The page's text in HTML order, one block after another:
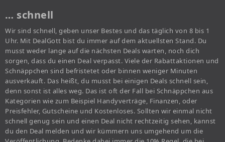
… schnell
Wir sind schnell, geben unser Bestes und das täglich von 8 bis 1
Uhr. Mit DealGott bist du immer auf dem aktuellsten Stand. Du
musst weder lange auf die nächsten Deals warten, noch dich
sorgen, dass du einen Deal verpasst. Viele der Rabattaktionen und
Schnäppchen sind befristetet oder binnen weniger Minuten
ausverkauft. Das heißt, du musst bei einigen Deals schnell sein,
denn sonst ist alles weg. Das ist oft der Fall bei Schnäppchen aus
Kategorien wie zum Beispiel Handyverträge, Finanzen, oder
Preisfehler, Gutscheine und Kostenloses. Sollten wir einmal nicht
schnell genug sein und einen Deal nicht rechtzeitig sehen, kannst
du den Deal melden und wir kümmern uns umgehend um die